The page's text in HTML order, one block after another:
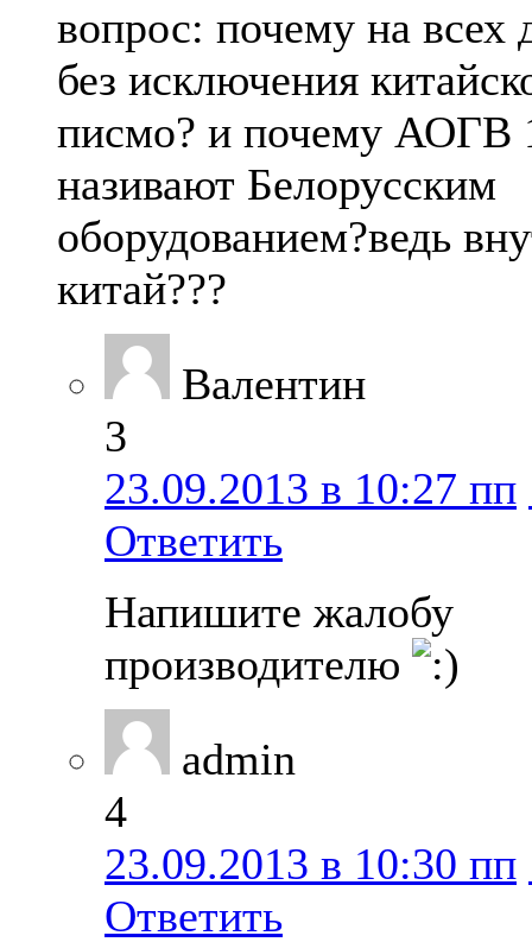
вопрос: почему на всех
без исключения
писмо? и почему АОГВ
називают Белорусским
оборудованием?ведь
китай???
Валентин
3
23.09.2013 в 10:27 пп
Ответить
Напишите жалобу
производителю
admin
4
23.09.2013 в 10:30 пп
Ответить